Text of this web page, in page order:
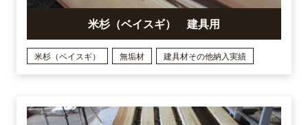
米杉（ベイスギ） 建具用
米杉（ベイスギ） 無垢材 建具材その他納入実績